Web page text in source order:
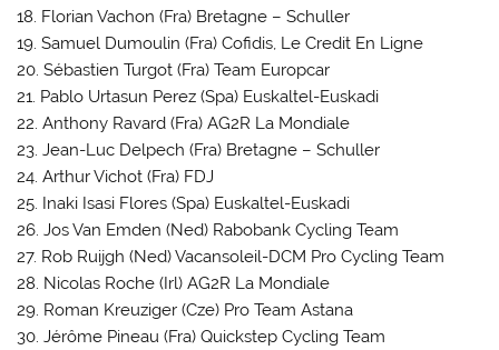
18. Florian Vachon (Fra) Bretagne – Schuller
19. Samuel Dumoulin (Fra) Cofidis, Le Credit En Ligne
20. Sébastien Turgot (Fra) Team Europcar
21. Pablo Urtasun Perez (Spa) Euskaltel-Euskadi
22. Anthony Ravard (Fra) AG2R La Mondiale
23. Jean-Luc Delpech (Fra) Bretagne – Schuller
24. Arthur Vichot (Fra) FDJ
25. Inaki Isasi Flores (Spa) Euskaltel-Euskadi
26. Jos Van Emden (Ned) Rabobank Cycling Team
27. Rob Ruijgh (Ned) Vacansoleil-DCM Pro Cycling Team
28. Nicolas Roche (Irl) AG2R La Mondiale
29. Roman Kreuziger (Cze) Pro Team Astana
30. Jérôme Pineau (Fra) Quickstep Cycling Team